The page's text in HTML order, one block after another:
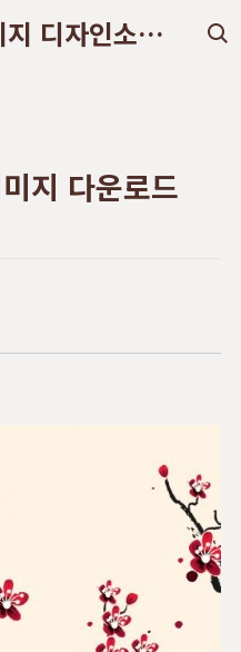
무료일러스트이미지 디자인소스 다운로드
지 다운로드